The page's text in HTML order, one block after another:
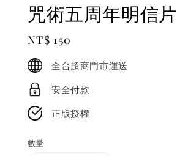
咒術五周年明信片
Regular
price
NT$ 150
全台超商門市運送
安全付款
正版授權
數量